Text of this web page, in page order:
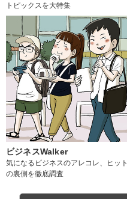
トピックスを大特集
ビジネスWalker
気になるビジネスのアレコレ、ヒット
の裏側を徹底調査